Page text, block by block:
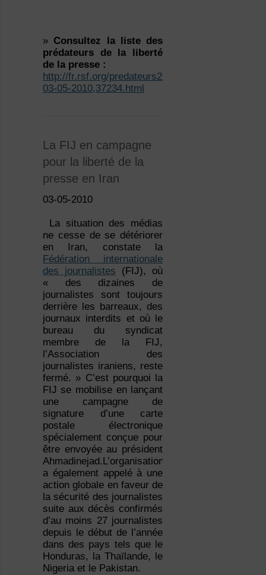
» Consultez la liste des
prédateurs de la liberté
de la presse :
http://fr.rsf.org/predateurs2010-
03-05-2010,37234.html
La FIJ en campagne
pour la liberté de la
presse en Iran
03-05-2010
La situation des médias
ne cesse de se détériorer
en Iran, constate la
Fédération internationale
des journalistes (FIJ), où
« des dizaines de
journalistes sont toujours
derrière les barreaux, des
journaux interdits et où le
bureau du syndicat
membre de la FIJ,
l’Association des
journalistes iraniens, reste
fermé. » C’est pourquoi la
FIJ se mobilise en lançant
une campagne de
signature d’une carte
postale électronique
spécialement conçue pour
être envoyée au président
Ahmadinejad.L’organisation
a également appelé à une
action globale en faveur de
la sécurité des journalistes
suite aux décès confirmés
d’au moins 27 journalistes
depuis le début de l’année
dans des pays tels que le
Honduras, la Thaïlande, le
Nigeria et le Pakistan.